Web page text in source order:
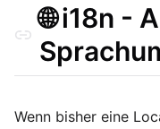
🌐 i18n -
Wenn bisher eine